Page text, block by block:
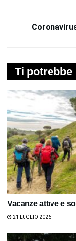
Ti potrebbe
Vacanze attive e
21 LUGLIO 2026